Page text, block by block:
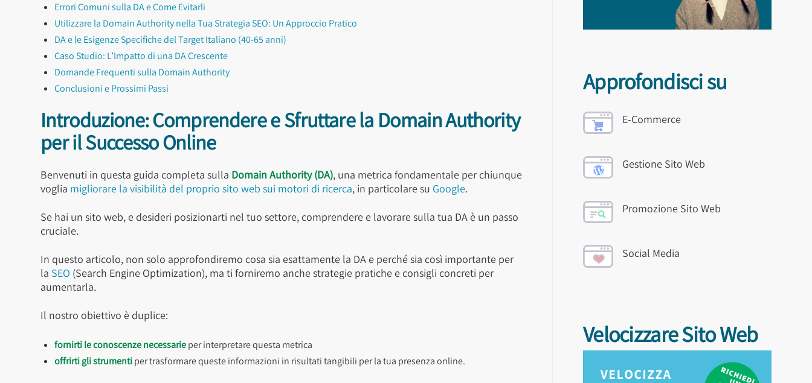
Errori Comuni sulla DA e Come Evitarli
Utilizzare la Domain Authority nella Tua Strategia SEO: Un Approccio Pratico
DA e le Esigenze Specifiche del Target Italiano (40-65 anni)
Caso Studio: L’Impatto di una DA Crescente
Domande Frequenti sulla Domain Authority
Conclusioni e Prossimi Passi
Introduzione: Comprendere e Sfruttare la Domain Authority
per il Successo Online
Benvenuti in questa guida completa sulla Domain Authority (DA), una metrica fondamentale per chiunque
voglia migliorare la visibilità del proprio sito web sui motori di ricerca, in particolare su Google.
Se hai un sito web, e desideri posizionarti nel tuo settore, comprendere e lavorare sulla tua DA è un passo
cruciale.
In questo articolo, non solo approfondiremo cosa sia esattamente la DA e perché sia così importante per
la SEO (Search Engine Optimization), ma ti forniremo anche strategie pratiche e consigli concreti per
aumentarla.
Il nostro obiettivo è duplice:
fornirti le conoscenze necessarieper interpretare questa metrica
offrirti gli strumentiper trasformare queste informazioni in risultati tangibili per la tua presenza online.
Approfondisci su
E-Commerce
Gestione Sito Web
Promozione Sito Web
Social Media
Velocizzare Sito Web